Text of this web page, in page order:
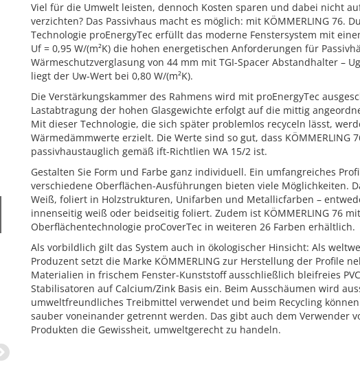
KÖMMERLING 76 MD Passivhaus WA-15/2 edelstahl
Viel für die Umwelt leisten, dennoch Kosten sparen und dabei nicht
verzichten? Das Passivhaus macht es möglich: mit KÖMMERLING 76.
Technologie proEnergyTec erfüllt das moderne Fenstersystem mit
Uf = 0,95 W/(m²K) die hohen energetischen Anforderungen für
Wärmeschutzverglasung von 44 mm mit TGI-Spacer Abstandhalter –
liegt der Uw-Wert bei 0,80 W/(m²K).
Die Verstärkungskammer des Rahmens wird mit proEnergyTec
Lastabtragung der hohen Glasgewichte erfolgt auf die mittig
Mit dieser Technologie, die sich später problemlos recyceln lässt,
Wärmedämmwerte erzielt. Die Werte sind so gut, dass KÖMMERLING
passivhaustauglich gemäß ift-Richtlien WA 15/2 ist.
Gestalten Sie Form und Farbe ganz individuell. Ein umfangreiches
verschiedene Oberflächen-Ausführungen bieten viele Möglichkeiten.
Weiß, foliert in Holzstrukturen, Unifarben und Metallicfarben –
innenseitig weiß oder beidseitig foliert. Zudem ist KÖMMERLING 76
Oberflächentechnologie proCoverTec in weiteren 26 Farben erhältlich.
Als vorbildlich gilt das System auch in ökologischer Hinsicht: Als
Produzent setzt die Marke KÖMMERLING zur Herstellung der Profile
Materialien in frischem Fenster-Kunststoff ausschließlich bleifreies
Stabilisatoren auf Calcium/Zink Basis ein. Beim Ausschäumen wird
umweltfreundliches Treibmittel verwendet und beim Recycling können
sauber voneinander getrennt werden. Das gibt auch dem Verwender
Produkten die Gewissheit, umweltgerecht zu handeln.